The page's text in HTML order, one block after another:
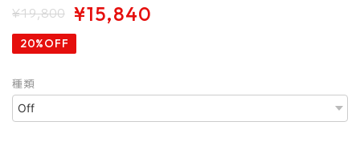
¥19,800 ¥15,840
20%OFF
種類